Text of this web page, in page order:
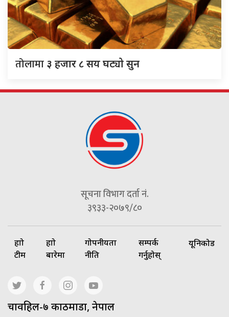
तोलामा ३ हजार ८ सय घट्यो सुन
सूचना विभाग दर्ता नं.
३९३३-२०७९/८०
हाम्रो
टीम
हाम्रो
बारेमा
गोपनीयता
नीति
सम्पर्क
गर्नुहोस्
यूनिकोड
चावहिल-७ काठमाडौं, नेपाल